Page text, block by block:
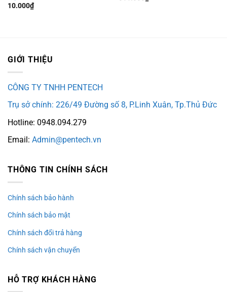
10.000₫
GIỚI THIỆU
CÔNG TY TNHH PENTECH
Trụ sở chính: 226/49 Đường số 8, P.Linh Xuân, Tp.Thủ Đức
Hotline: 0948.094.279
Email: Admin@pentech.vn
THÔNG TIN CHÍNH SÁCH
Chính sách bảo hành
Chính sách bảo mật
Chính sách đổi trả hàng
Chính sách vận chuyển
HỖ TRỢ KHÁCH HÀNG